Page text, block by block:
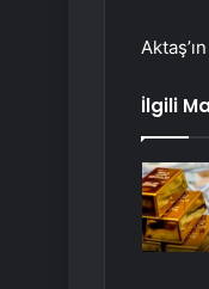
İlgili